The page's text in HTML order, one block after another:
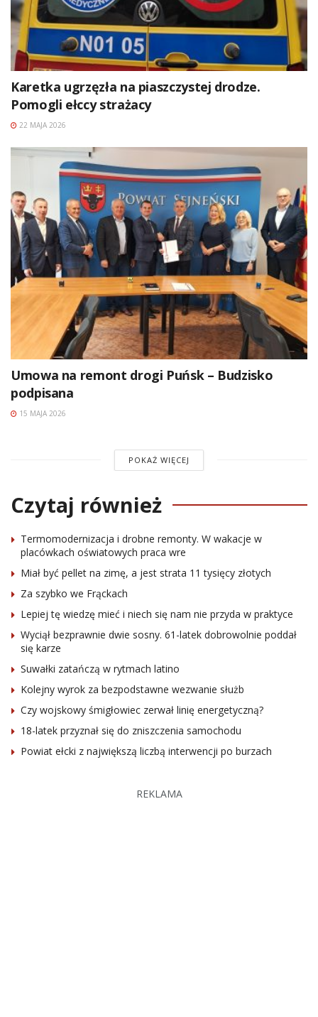
Karetka ugrzęzła na piaszczystej drodze.
Pomogli ełccy strażacy
22 MAJA 2026
Umowa na remont drogi Puńsk – Budzisko
podpisana
15 MAJA 2026
POKAŻ WIĘCEJ
Czytaj również
Termomodernizacja i drobne remonty. W wakacje w
placówkach oświatowych praca wre
Miał być pellet na zimę, a jest strata 11 tysięcy złotych
Za szybko we Frąckach
Lepiej tę wiedzę mieć i niech się nam nie przyda w praktyce
Wyciął bezprawnie dwie sosny. 61-latek dobrowolnie poddał
się karze
Suwałki zatańczą w rytmach latino
Kolejny wyrok za bezpodstawne wezwanie służb
Czy wojskowy śmigłowiec zerwał linię energetyczną?
18-latek przyznał się do zniszczenia samochodu
Powiat ełcki z największą liczbą interwencji po burzach
REKLAMA